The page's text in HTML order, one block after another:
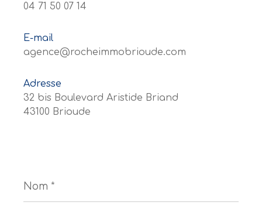
04 71 50 07 14
E-mail
agence@rocheimmobrioude.com
Adresse
32 bis Boulevard Aristide Briand
43100 Brioude
*